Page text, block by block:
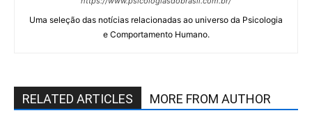
Uma seleção das notícias relacionadas ao universo da Psicologia
e Comportamento Humano.
RELATED ARTICLES MORE FROM AUTHOR